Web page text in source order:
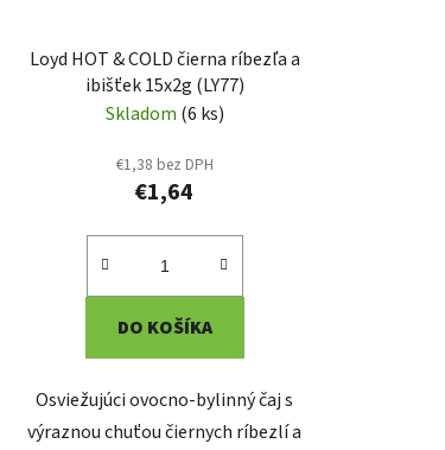
Loyd HOT & COLD čierna ríbezľa a
ibišťek 15x2g (LY77)
Skladom (6 ks)
€1,38 bez DPH
€1,64
DO KOŠÍKA
Osviežujúci ovocno-bylinný čaj s
výraznou chuťou čiernych ríbezlí a